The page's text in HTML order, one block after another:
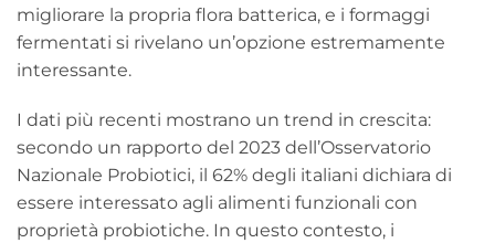
migliorare la propria flora batterica, e i formaggi
fermentati si rivelano un’opzione estremamente
interessante.
I dati più recenti mostrano un trend in crescita:
secondo un rapporto del 2023 dell’Osservatorio
Nazionale Probiotici, il 62% degli italiani dichiara di
essere interessato agli alimenti funzionali con
proprietà probiotiche. In questo contesto, i